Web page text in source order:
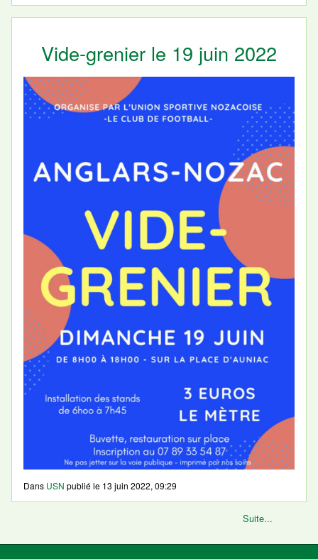
Vide-grenier le 19 juin 2022
Dans USN publié le 13 juin 2022, 09:29
Suite...